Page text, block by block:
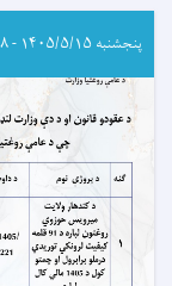
ورکړې
خبرتیا!پنجشنبه ۱۴۰۵/۵/۱۵ - ۱۳:۵۸